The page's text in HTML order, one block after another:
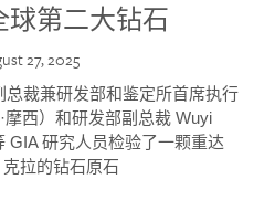
球第二大钻石
27, 2025
总裁兼研发部和鉴定所首席执行
摩西）和研发部副总裁 Wuyi
GIA 研究人员检验了一颗重达
克拉的钻石原石